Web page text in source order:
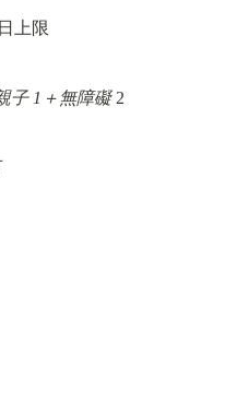
上限
子 1＋無障礙 2